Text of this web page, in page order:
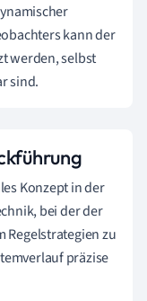
kann der
werden, selbst
sind.
Konzept in der
bei der der
Regelstrategien zu
präzise